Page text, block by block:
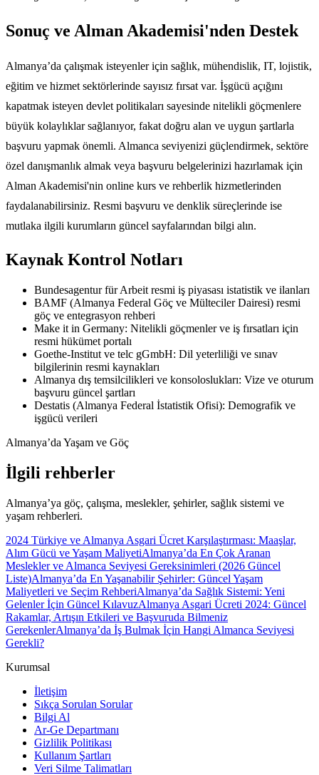
Sonuç ve Alman Akademisi'nden Destek
Almanya’da çalışmak isteyenler için sağlık, mühendislik, IT, lojistik,
eğitim ve hizmet sektörlerinde sayısız fırsat var. İşgücü açığını
kapatmak isteyen devlet politikaları sayesinde nitelikli göçmenlere
büyük kolaylıklar sağlanıyor, fakat doğru alan ve uygun şartlarla
başvuru yapmak önemli. Almanca seviyenizi güçlendirmek, sektöre
özel danışmanlık almak veya başvuru belgelerinizi hazırlamak için
Alman Akademisi'nin online kurs ve rehberlik hizmetlerinden
faydalanabilirsiniz. Resmi başvuru ve denklik süreçlerinde ise
mutlaka ilgili kurumların güncel sayfalarından bilgi alın.
Kaynak Kontrol Notları
Bundesagentur für Arbeit resmi iş piyasası istatistik ve ilanları
BAMF (Almanya Federal Göç ve Mülteciler Dairesi) resmi
göç ve entegrasyon rehberi
Make it in Germany: Nitelikli göçmenler ve iş fırsatları için
resmi hükümet portalı
Goethe-Institut ve telc gGmbH: Dil yeterliliği ve sınav
bilgilerinin resmi kaynakları
Almanya dış temsilcilikleri ve konsoloslukları: Vize ve oturum
başvuru güncel şartları
Destatis (Almanya Federal İstatistik Ofisi): Demografik ve
işgücü verileri
Almanya’da Yaşam ve Göç
İlgili rehberler
Almanya’ya göç, çalışma, meslekler, şehirler, sağlık sistemi ve
yaşam rehberleri.
2024 Türkiye ve Almanya Asgari Ücret Karşılaştırması: Maaşlar,
Alım Gücü ve Yaşam MaliyetiAlmanya’da En Çok Aranan
Meslekler ve Almanca Seviyesi Gereksinimleri (2026 Güncel
Liste)Almanya’da En Yaşanabilir Şehirler: Güncel Yaşam
Maliyetleri ve Seçim RehberiAlmanya’da Sağlık Sistemi: Yeni
Gelenler İçin Güncel KılavuzAlmanya Asgari Ücreti 2024: Güncel
Rakamlar, Artışın Etkileri ve Başvuruda Bilmeniz
GerekenlerAlmanya’da İş Bulmak İçin Hangi Almanca Seviyesi
Gerekli?
Kurumsal
İletişim
Sıkça Sorulan Sorular
Bilgi Al
Ar-Ge Departmanı
Gizlilik Politikası
Kullanım Şartları
Veri Silme Talimatları